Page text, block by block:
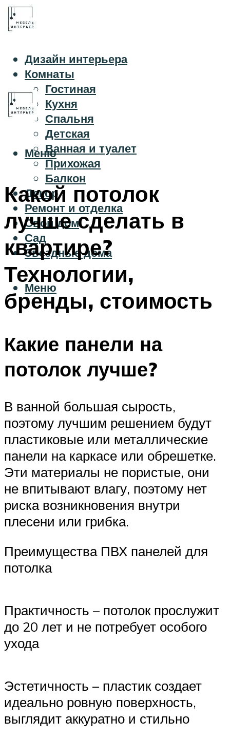
Дизайн интерьера
Комнаты
Гостиная
Кухня
Спальня
Детская
Ванная и туалет
Прихожая
Балкон
Декор
Ремонт и отделка
Свой дом
Сад
Звездные дома
Меню
Меню
Какой потолок
лучше сделать в
квартире?
Технологии,
бренды, стоимость
Какие панели на
потолок лучше?
В ванной большая сырость,
поэтому лучшим решением будут
пластиковые или металлические
панели на каркасе или обрешетке.
Эти материалы не пористые, они
не впитывают влагу, поэтому нет
риска возникновения внутри
плесени или грибка.
Преимущества ПВХ панелей для
потолка
Практичность – потолок прослужит
до 20 лет и не потребует особого
ухода
Эстетичность – пластик создает
идеально ровную поверхность,
выглядит аккуратно и стильно